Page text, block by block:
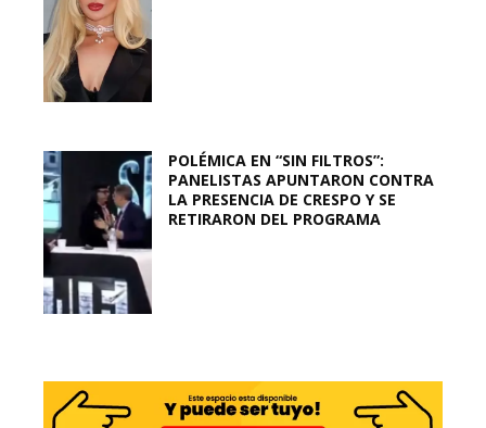
POLÉMICA EN “SIN FILTROS”:
PANELISTAS APUNTARON CONTRA
LA PRESENCIA DE CRESPO Y SE
RETIRARON DEL PROGRAMA